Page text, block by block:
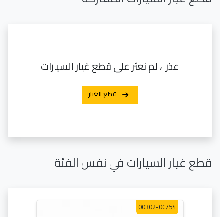
عذرا ، لم نعثر على قطع غيار السيارات
قطع الغيار
قطع غيار السيارات في نفس الفئة
00302-00754